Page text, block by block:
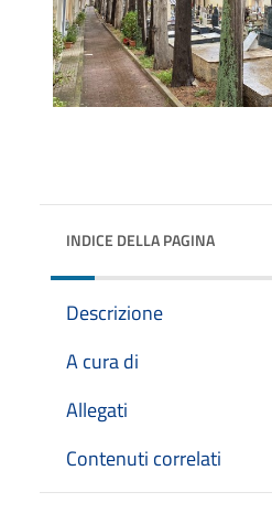
INDICE DELLA PAGINA
Descrizione
A cura di
Allegati
Contenuti correlati